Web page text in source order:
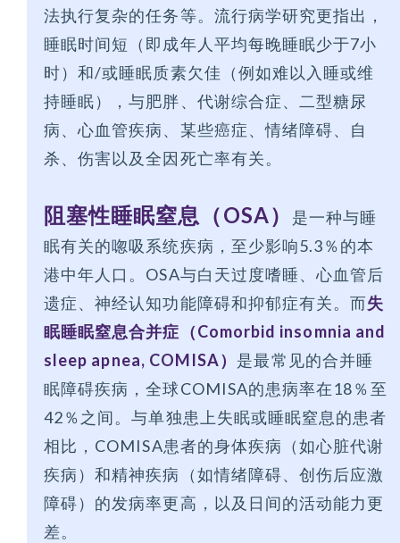
法执行复杂的任务等。流行病学研究更指出，
睡眠时间短（即成年人平均每晚睡眠少于7小
时）和/或睡眠质素欠佳（例如难以入睡或维
持睡眠），与肥胖、代谢综合症、二型糖尿
病、心血管疾病、某些癌症、情绪障碍、自
杀、伤害以及全因死亡率有关。
阻塞性睡眠窒息（OSA）
是一种与睡
眠有关的唿吸系统疾病，至少影响5.3％的本
港中年人口。OSA与白天过度嗜睡、心血管后
遗症、神经认知功能障碍和抑郁症有关。而失
眠睡眠窒息合并症（Comorbid insomnia and
sleep apnea, COMISA） 是最常见的合并睡
眠障碍疾病，全球COMISA的患病率在18％至
42％之间。与单独患上失眠或睡眠窒息的患者
相比，COMISA患者的身体疾病（如心脏代谢
疾病）和精神疾病（如情绪障碍、创伤后应激
障碍）的发病率更高，以及日间的活动能力更
差。